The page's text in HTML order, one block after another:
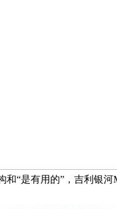
“是有用的”，吉利银